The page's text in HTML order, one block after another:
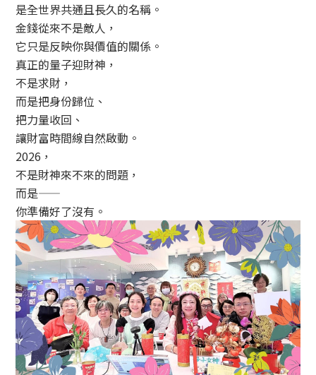
是全世界共通且長久的名稱。
金錢從來不是敵人，
它只是反映你與價值的關係。
真正的量子迎財神，
不是求財，
而是把身份歸位、
把力量收回、
讓財富時間線自然啟動。
2026，
不是財神來不來的問題，
而是——
你準備好了沒有。